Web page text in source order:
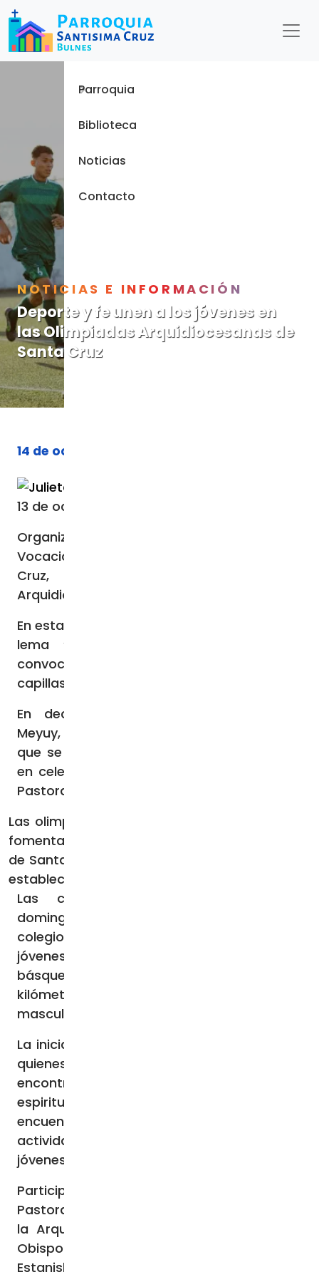
NOTICIAS E INFORMACIÓN
Deporte y fe unen a los jóvenes en
las Olimpiadas Arquidiocesanas de
Santa Cruz
14 de octubre de 2023
13 de octubre de 2023 / 12:05 PM
Organizadas por la Pastoral Juvenil
Vocacional de la Arquidiócesis de Santa
Cruz, se celebrarán las Olimpiadas
Arquidiocesanas 2023.
En esta oportunidad,
lema “Impulsados por nuestra fe”, y
convocarán a los jóvenes de las parroquias,
capillas, movimientos y colegios.
En declaraciones a ACI Prensa, Anahí
Meyuy, una de las organizadoras, explicó
que se trata de una gran fiesta deportiva,
en celebración por el 39° aniversario de la
Pastoral Juvenil Arquidiocesana.
Las olimpiadas, precisó, tienen como objetivo
fomentar el espíritu deportivo en los jóvenes
de Santa Cruz, alentar la competencia sana y
establecer lazos fraternos de joven a joven.
Las competencias se realizarán los
domingos 15, 22 y 29 de octubre en el
colegio La Santa Cruz, y reunirán a los
jóvenes bajo las disciplinas de fútbol 7,
básquetbol, voleibol y carreras de 5 y 10
kilómetros. Habrá categorías femeninas,
masculinas y mixtas.
La iniciativa pretende ofrecer un lugar para
quienes les gusta el deporte pero no han
encontrado dónde desarrollar su
espiritualidad. Busca así ser un espacio de
encuentro con Cristo por medio de
actividades organizadas por jóvenes y para
jóvenes, detalló.
Participan en la organización los equipos de
Pastoral Juvenil de las distintas Vicarías de
la Arquidiócesis, bajo la coordinación del
Obispo Auxiliar de Santa Cruz, Mons.
Estanislao Dowlaszewicz, junto con
Menu
Inicio
Parroquia
Biblioteca
Noticias
Contacto